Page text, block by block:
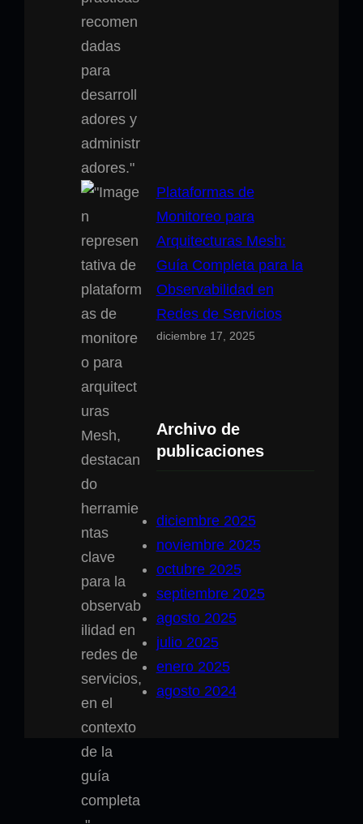
Plataformas de
Monitoreo para
Arquitecturas Mesh:
Guía Completa para la
Observabilidad en
Redes de Servicios
diciembre 17, 2025
Archivo de
publicaciones
diciembre 2025
noviembre 2025
octubre 2025
septiembre 2025
agosto 2025
julio 2025
enero 2025
agosto 2024